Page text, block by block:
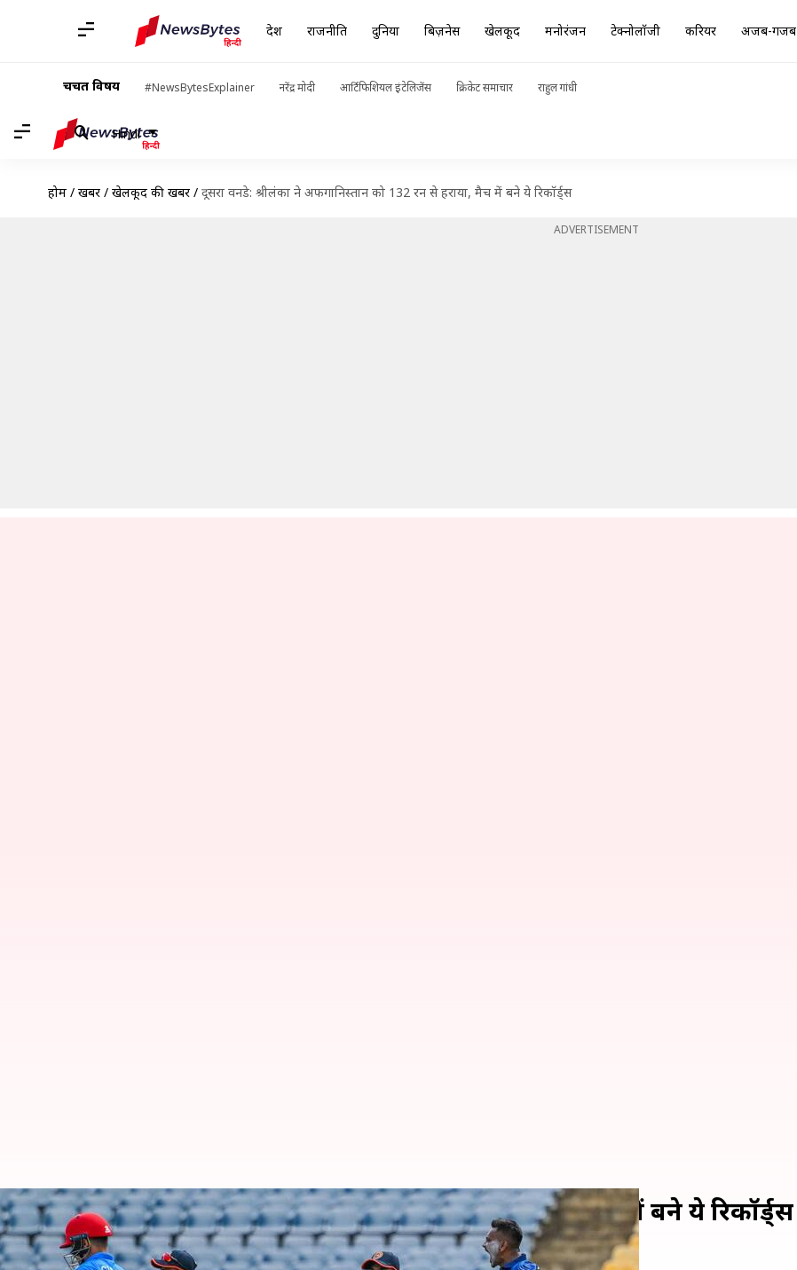
देश राजनीति दुनिया बिज़नेस खेलकूद मनोरंजन टेक्नोलॉजी करियर अजब-गजब
चर्चित विषय #NewsBytesExplainer नरेंद्र मोदी आर्टिफिशियल इंटेलिजेंस क्रिकेट समाचार राहुल गांधी
Hindi
होम / खबरें / खेलकूद की खबरें / दूसरा वनडे: श्रीलंका ने अफगानिस्तान को 132 रन से हराया, मैच में बने ये रिकॉर्ड्स
ADVERTISEMENT
दूसरा वनडे: श्रीलंका ने अफगानिस्तान को 132 रन से हराया, मैच में बने ये रिकॉर्ड्स
लेखन मनोज शर्मा Jun 04, 2023 05:48 pm